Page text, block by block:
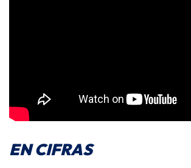
EN CIFRAS